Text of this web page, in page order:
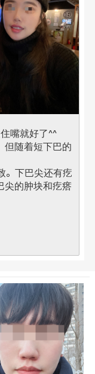
嘴就好了^^
但随着短下巴的
。下巴尖还有疙
尖的肿块和疙瘩